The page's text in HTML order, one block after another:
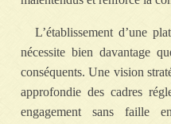
L’établissement d’une
nécessite bien davantage
conséquents. Une vision
approfondie des cadres
engagement sans faille